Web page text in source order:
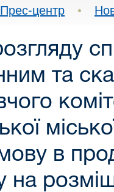
Прес-центр •
та
в
на